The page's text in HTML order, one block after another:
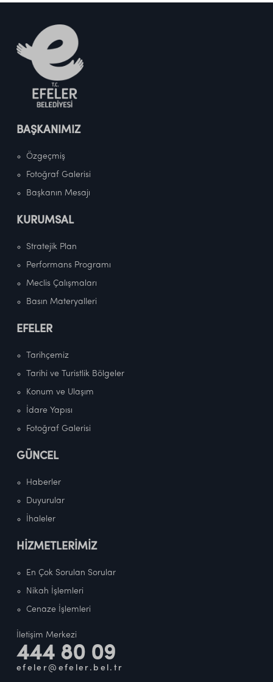
BAŞKANIMIZ
Özgeçmiş
Fotoğraf Galerisi
Başkanın Mesajı
KURUMSAL
Stratejik Plan
Performans Programı
Meclis Çalışmaları
Basın Materyalleri
EFELER
Tarihçemiz
Tarihi ve Turistlik Bölgeler
Konum ve Ulaşım
İdare Yapısı
Fotoğraf Galerisi
GÜNCEL
Haberler
Duyurular
İhaleler
HİZMETLERİMİZ
En Çok Sorulan Sorular
Nikah İşlemleri
Cenaze İşlemleri
İletişim Merkezi
444 80 09
efeler@efeler.bel.tr